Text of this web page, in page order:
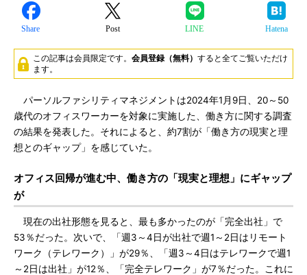
Share Post LINE Hatena
この記事は会員限定です。 会員登録（無料） すると全てご覧いただけ
ます。
パーソルファシリティマネジメントは2024年1月9日、20～50
歳代のオフィスワーカーを対象に実施した、働き方に関する調査
の結果を発表した。それによると、約7割が「働き方の現実と理
想とのギャップ」を感じていた。
オフィス回帰が進む中、働き方の「現実と理想」にギャップ
が
現在の出社形態を見ると、最も多かったのが「完全出社」で
53％だった。次いで、「週3～4日が出社で週1～2日はリモート
ワーク（テレワーク）」が29％、「週3～4日はテレワークで週1
～2日は出社」が12％、「完全テレワーク」が7％だった。これに